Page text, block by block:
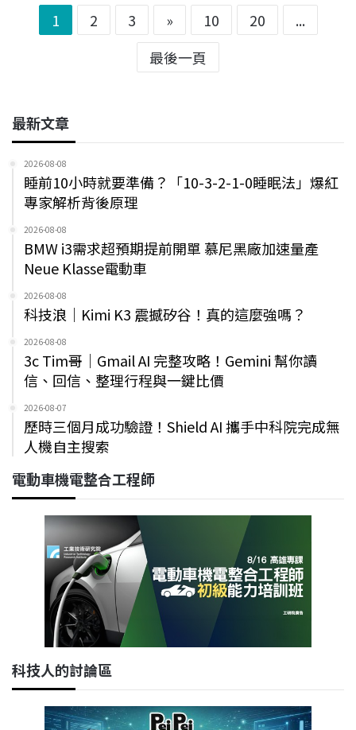
1 2 3 » 10 20
...
最後一頁
最新文章
2026-08-08
睡前10小時就要準備？「10-3-2-1-0睡眠法」爆紅
專家解析背後原理
2026-08-08
BMW i3需求超預期提前開單 慕尼黑廠加速量產
Neue Klasse電動車
2026-08-08
科技浪｜Kimi K3 震撼矽谷！真的這麼強嗎？
2026-08-08
3c Tim哥｜Gmail AI 完整攻略！Gemini 幫你讀
信、回信、整理行程與一鍵比價
2026-08-07
歷時三個月成功驗證！Shield AI 攜手中科院完成無
人機自主搜索
電動車機電整合工程師
科技人的討論區